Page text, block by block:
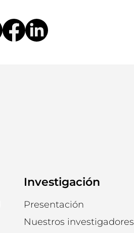
Investigación
Presentación
Nuestros investigadores